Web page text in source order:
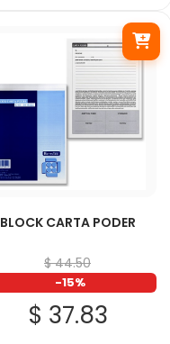
BLOCK CARTA PODER
$ 44.50
-15%
$ 37.83